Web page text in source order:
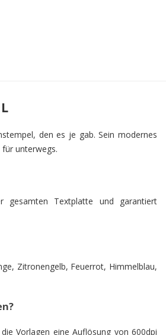
den es je gab. Sein modernes
unterwegs.
gesamten Textplatte und garantiert
Zitronengelb, Feuerrot, Himmelblau,
Vorlagen eine Auflösung von 600dpi